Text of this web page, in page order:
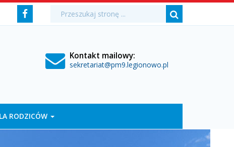
Media
społecznościowe
FacebookWyszukiwarka
Formularz
wyszukiwania
Wyszukiwana
fraza:
Szukaj
Kontakt mailowy:
sekretariat@pm9.legionowo.pl
RODZICÓW